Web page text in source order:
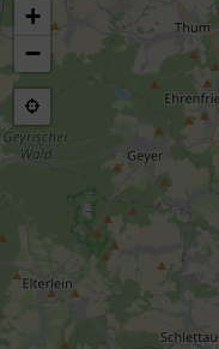
+
−